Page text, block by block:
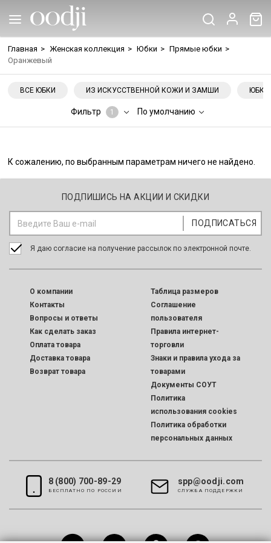
Главная > Женская коллекция > Юбки > Прямые юбки >
Оранжевый
ВСЕ ЮБКИ ИЗ ИСКУССТВЕННОЙ КОЖИ И ЗАМШИ
Фильтр 1 По умолчанию
К сожалению, по выбранным параметрам ничего не найдено.
ПОДПИШИСЬ НА АКЦИИ И СКИДКИ
Я даю согласие на получение рассылок по электронной почте.
O компании
Контакты
Вопросы и ответы
Как сделать заказ
Оплата товара
Доставка товара
Возврат товара
Таблица размеров
Соглашение
пользователя
Правила интернет-
торговли
Знаки и правила ухода за
товарами
Документы СОУТ
Политика
использования cookies
Политика обработки
персональных данных
8 (800) 700-89-29
БЕСПЛАТНО ПО РОССИИ
spp@oodji.com
CЛУЖБА ПОДДЕРЖКИ